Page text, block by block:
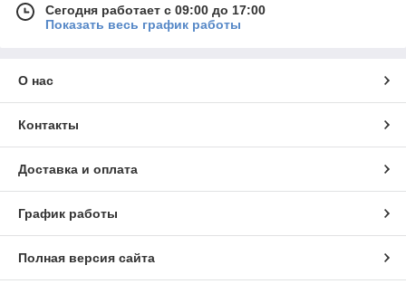
Сегодня работает с 09:00 до 17:00
Показать весь график работы
О нас
Контакты
Доставка и оплата
График работы
Полная версия сайта